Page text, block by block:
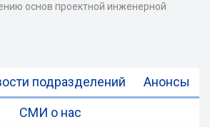
основ проектной инженерной
подразделений Анонсы
СМИ о нас